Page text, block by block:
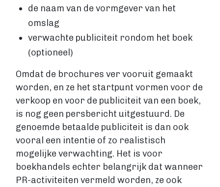
de naam van de vormgever van het
omslag
verwachte publiciteit rondom het boek
(optioneel)
Omdat de brochures ver vooruit gemaakt
worden, en ze het startpunt vormen voor de
verkoop en voor de publiciteit van een boek,
is nog geen persbericht uitgestuurd. De
genoemde betaalde publiciteit is dan ook
vooral een intentie of zo realistisch
mogelijke verwachting. Het is voor
boekhandels echter belangrijk dat wanneer
PR-activiteiten vermeld worden, ze ook